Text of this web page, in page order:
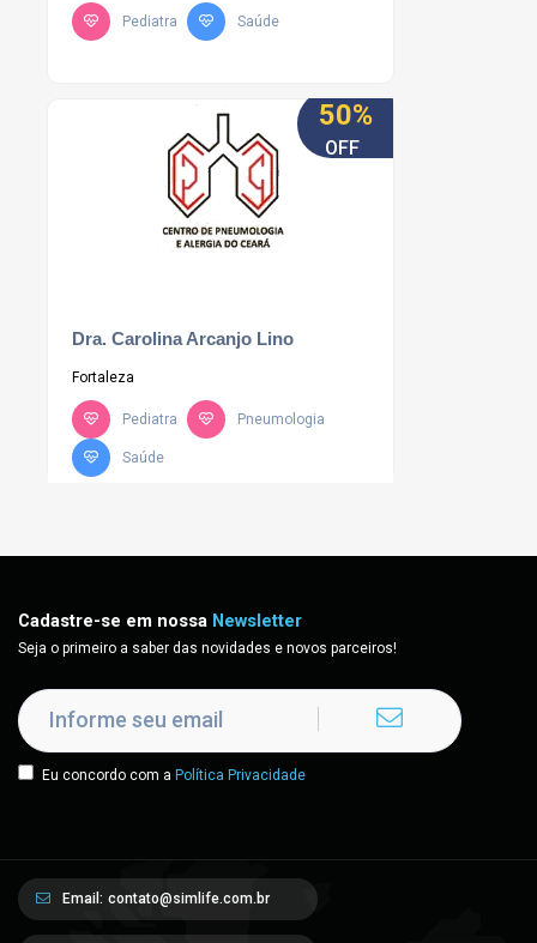
Pediatra Saúde
OFF
50%
Dra. Carolina Arcanjo Lino
Fortaleza
Pediatra Pneumologia
Saúde
Cadastre-se em nossa Newsletter
Seja o primeiro a saber das novidades e novos parceiros!
Eu concordo com a Política Privacidade
Email: contato@simlife.com.br